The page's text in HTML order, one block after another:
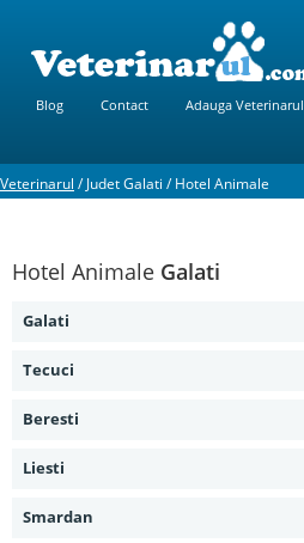
Blog Contact Adauga Veterinarul
Veterinarul /Judet Galati /Hotel Animale
Hotel Animale Galati
Galati
Tecuci
Beresti
Liesti
Smardan